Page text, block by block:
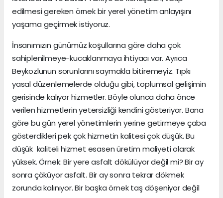
edilmesi gereken örnek bir yerel yönetim anlayışını
yaşama geçirmek istiyoruz.
İnsanımızın günümüz koşullarına göre daha çok
sahiplenilmeye-kucaklanmaya ihtiyacı var. Ayrıca
Beykozlunun sorunlarını saymakla bitiremeyiz. Tıpkı
yasal düzenlemelerde olduğu gibi, toplumsal gelişimin
gerisinde kalıyor hizmetler. Böyle olunca daha önce
verilen hizmetlerin yetersizliği kendini gösteriyor. Bana
göre bu gün yerel yönetimlerin yerine getirmeye çaba
gösterdikleri pek çok hizmetin kalitesi çok düşük. Bu
düşük kaliteli hizmet esasen üretim maliyeti olarak
yüksek. Örnek: Bir yere asfalt dökülüyor değil mi? Bir ay
sonra çöküyor asfalt. Bir ay sonra tekrar dökmek
zorunda kalınıyor. Bir başka örnek taş döşeniyor değil